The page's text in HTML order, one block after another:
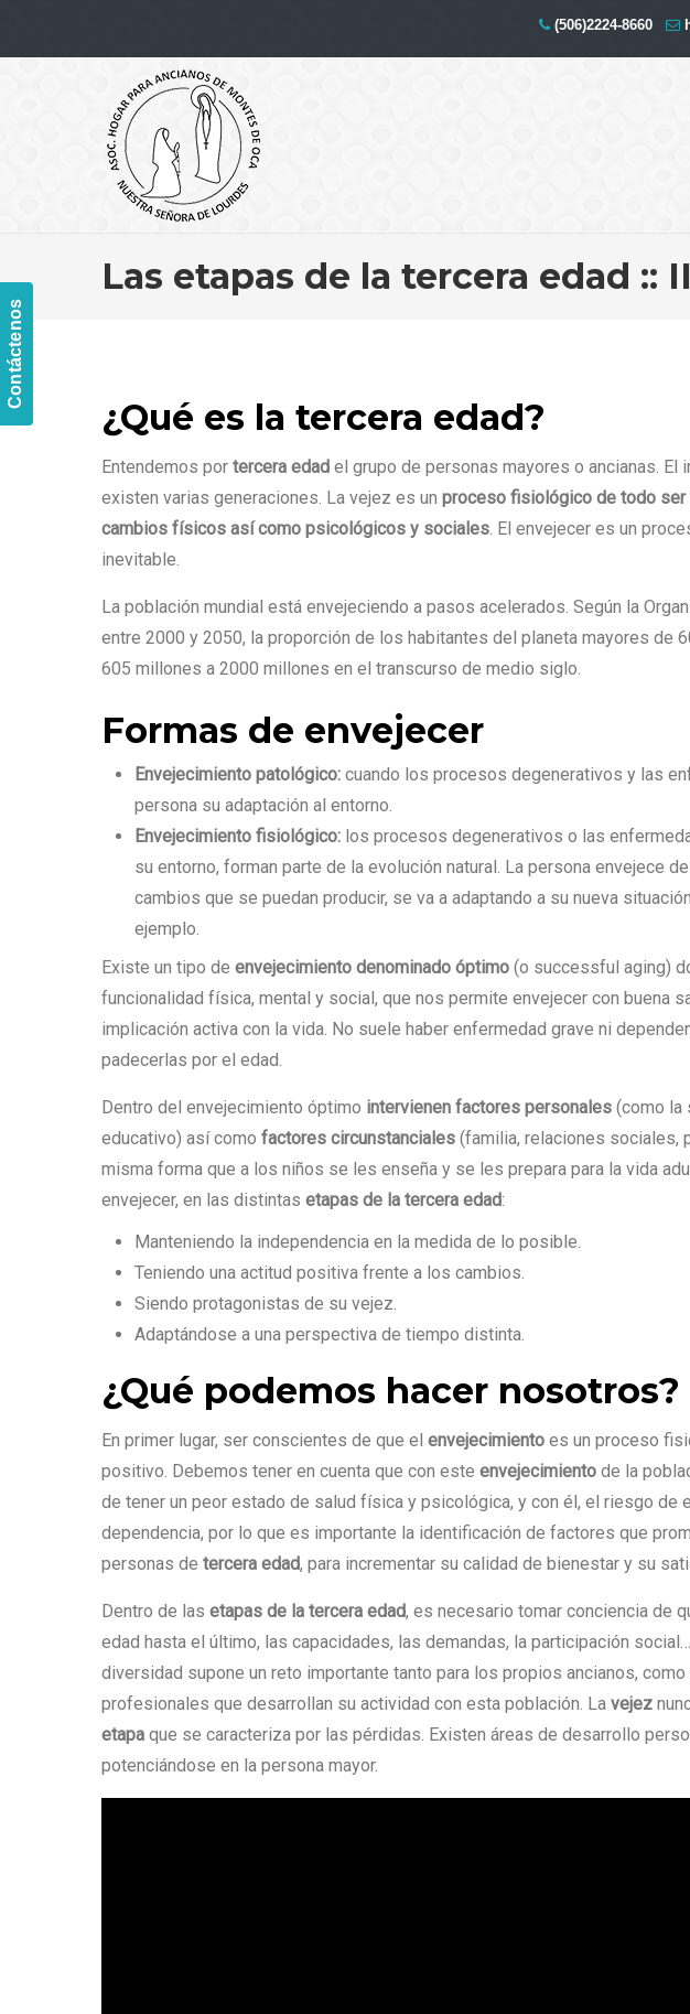
Contáctenos
(506)2224-8660
Navigation
Las etapas de la tercera edad ::
¿Qué es la tercera edad?
Entendemos por tercera edad el grupo de personas mayores o ancianas. El
existen varias generaciones. La vejez es un proceso fisiológico de todo ser
cambios físicos así como psicológicos y sociales. El envejecer es un
inevitable.
La población mundial está envejeciendo a pasos acelerados. Según la
entre 2000 y 2050, la proporción de los habitantes del planeta mayores de
605 millones a 2000 millones en el transcurso de medio siglo.
Formas de envejecer
Envejecimiento patológico: cuando los procesos degenerativos y las
persona su adaptación al entorno.
Envejecimiento fisiológico: los procesos degenerativos o las
su entorno, forman parte de la evolución natural. La persona envejece
cambios que se puedan producir, se va a adaptando a su nueva
ejemplo.
Existe un tipo de envejecimiento denominado óptimo (o successful aging)
funcionalidad física, mental y social, que nos permite envejecer con buena
implicación activa con la vida. No suele haber enfermedad grave ni
padecerlas por el edad.
Dentro del envejecimiento óptimo intervienen factores personales (como la
educativo) así como factores circunstanciales (familia, relaciones sociales,
misma forma que a los niños se les enseña y se les prepara para la vida
envejecer, en las distintas etapas de la tercera edad:
Manteniendo la independencia en la medida de lo posible.
Teniendo una actitud positiva frente a los cambios.
Siendo protagonistas de su vejez.
Adaptándose a una perspectiva de tiempo distinta.
¿Qué podemos hacer nosotros?
En primer lugar, ser conscientes de que el envejecimiento es un proceso
positivo. Debemos tener en cuenta que con este envejecimiento de la
de tener un peor estado de salud física y psicológica, y con él, el riesgo de
dependencia, por lo que es importante la identificación de factores que
personas de tercera edad, para incrementar su calidad de bienestar y su
Dentro de las etapas de la tercera edad, es necesario tomar conciencia de
edad hasta el último, las capacidades, las demandas, la participación
diversidad supone un reto importante tanto para los propios ancianos,
profesionales que desarrollan su actividad con esta población. La vejez
etapa que se caracteriza por las pérdidas. Existen áreas de desarrollo
potenciándose en la persona mayor.